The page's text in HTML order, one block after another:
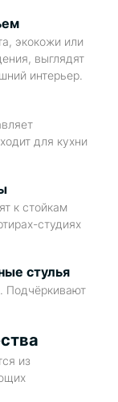
экокожи или
выглядят
интерьер.
для кухни
к стойкам
студиях
стулья
Подчёркивают
из